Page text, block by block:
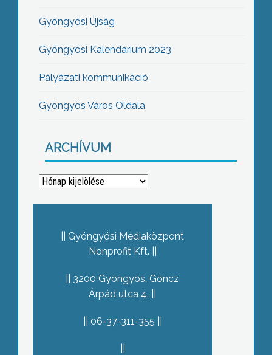
Gyöngyösi Újság
Gyöngyösi Kalendárium 2023
Pályázati kommunikáció
Gyöngyös Város Oldala
ARCHÍVUM
Archívum
Gyöngyösi Médiaközpont
Nonprofit Kft.
3200 Gyöngyös, Göncz
Árpád utca 4.
06-37-311-355